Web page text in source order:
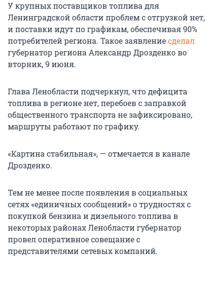
У крупных поставщиков топлива для
Ленинградской области проблем с отгрузкой нет,
и поставки идут по графикам, обеспечивая 90%
потребителей региона. Такое заявлениесделал
губернатор региона Александр Дрозденко во
вторник, 9 июня.
Глава Ленобласти подчеркнул, что дефицита
топлива в регионе нет, перебоев с заправкой
общественного транспорта не зафиксировано,
маршруты работают по графику.
«Картина стабильная», — отмечается в канале
Дрозденко.
Тем не менее после появления в социальных
сетях «единичных сообщений» о трудностях с
покупкой бензина и дизельного топлива в
некоторых районах Ленобласти губернатор
провел оперативное совещание с
представителями сетевых компаний.